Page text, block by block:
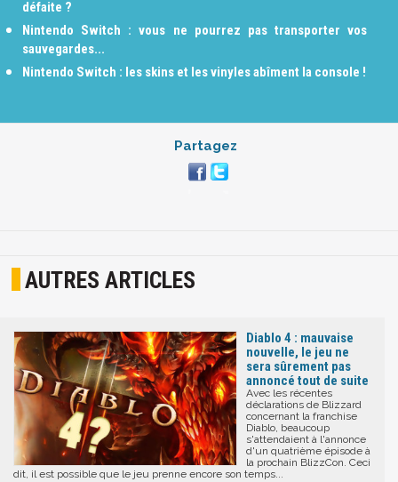
défaite ?
Nintendo Switch : vous ne pourrez pas transporter vos
sauvegardes...
Nintendo Switch : les skins et les vinyles abîment la console !
Partagez
AUTRES ARTICLES
Diablo 4 : mauvaise
nouvelle, le jeu ne
sera sûrement pas
annoncé tout de suite
Avec les récentes
déclarations de Blizzard
concernant la franchise
Diablo, beaucoup
s'attendaient à l'annonce
d'un quatrième épisode à
la prochain BlizzCon. Ceci
dit, il est possible que le jeu prenne encore son temps...